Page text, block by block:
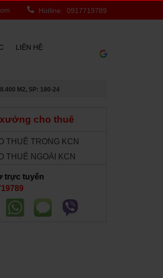
Hotline: 0917719789
LIÊN HỆ
M2, SP: 180-24
cho thuê
THUÊ TRONG KCN
THUÊ NGOÀI KCN
trực tuyến